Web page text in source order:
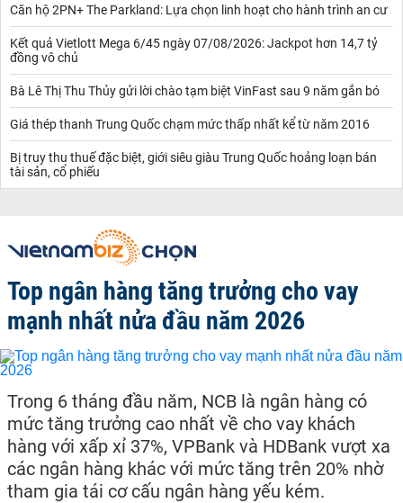
Căn hộ 2PN+ The Parkland: Lựa chọn linh hoạt cho hành trình an cư
Kết quả Vietlott Mega 6/45 ngày 07/08/2026: Jackpot hơn 14,7 tỷ
đồng vô chủ
Bà Lê Thị Thu Thủy gửi lời chào tạm biệt VinFast sau 9 năm gắn bó
Giá thép thanh Trung Quốc chạm mức thấp nhất kể từ năm 2016
Bị truy thu thuế đặc biệt, giới siêu giàu Trung Quốc hoảng loạn bán
tài sản, cổ phiếu
Top ngân hàng tăng trưởng cho vay
mạnh nhất nửa đầu năm 2026
Trong 6 tháng đầu năm, NCB là ngân hàng có
mức tăng trưởng cao nhất về cho vay khách
hàng với xấp xỉ 37%, VPBank và HDBank vượt xa
các ngân hàng khác với mức tăng trên 20% nhờ
tham gia tái cơ cấu ngân hàng yếu kém.